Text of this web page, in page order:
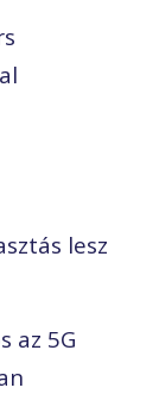
lesz
az 5G